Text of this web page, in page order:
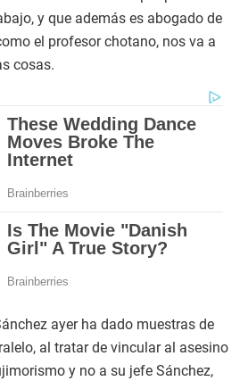
y que además es abogado de
el profesor chotano, nos va a
cosas.
ayer ha dado muestras de
al tratar de vincular al asesino
y no a su jefe Sánchez,